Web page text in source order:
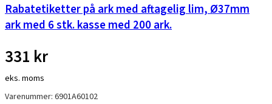
Rabatetiketter på ark med aftagelig lim, Ø37mm
ark med 6 stk. kasse med 200 ark.
331 kr
eks. moms
Varenummer: 6901A60102